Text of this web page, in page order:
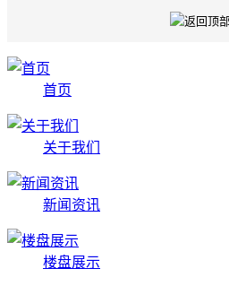
首页
关于我们
新闻资讯
楼盘展示